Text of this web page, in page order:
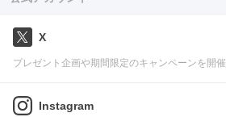
X
プレゼント企画や期間限定のキャンペーンを開催
Instagram